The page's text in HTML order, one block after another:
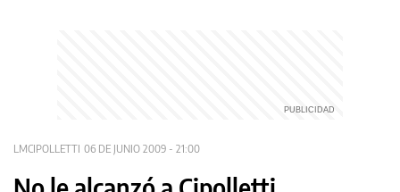
LMCIPOLLETTI 06 DE JUNIO 2009 - 21:00